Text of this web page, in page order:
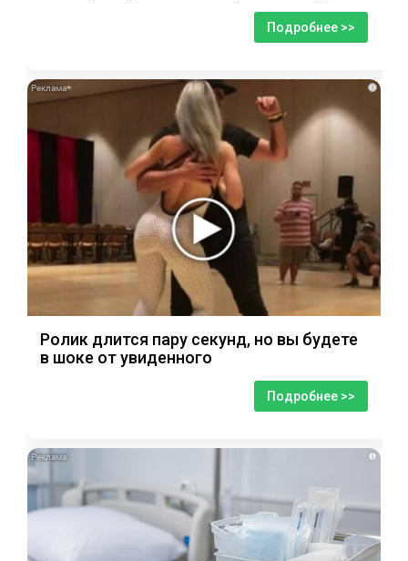
Подробнее >>
i
Ролик длится пару секунд, но вы будете
в шоке от увиденного
Подробнее >>
i